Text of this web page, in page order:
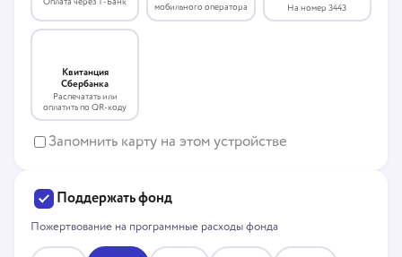
Оплата через Т-Банк
мобильного оператора
На номер 3443
Квитанция
Сбербанка
Распечатать или
оплатить по QR-коду
Запомнить карту на этом устройстве
Поддержать фонд
Пожертвование на программные расходы фонда